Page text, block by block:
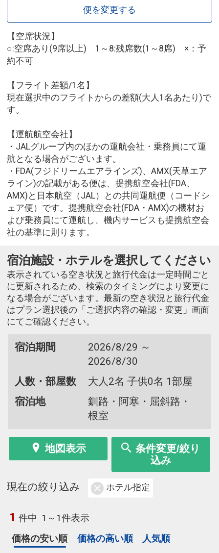
便を変更する
【空席状況】
○:空席あり(9席以上) 1～8:残席数(1～8席) ×：予
約不可
【フライト差額/1名】
現在選択中のフライトからの差額(大人1名あたり)で
す。
【運航航空会社】
・JALグループ内のほかの運航会社・乗務員にて運
航となる場合がございます。
・FDA(フジドリームエアラインズ)、AMX(天草エア
ライン)の記載がある便は、提携航空会社(FDA、
AMX)と日本航空（JAL）との共同運航便（コードシ
ェア便）です。提携航空会社(FDA・AMX)の機材お
よび乗務員にて運航し、機内サービスも提携航空会
社の基準に則ります。
宿泊施設・ホテルを選択してください
表示されている空き状況と旅行代金は一定時間ごと
に更新されるため、検索のタイミングにより変更に
なる場合がございます。最新の空き状況と旅行代金
はプラン選択後の「ご選択内容の確認・変更」画面
にてご確認ください。
宿泊期間
2026/8/29 ～
2026/8/30
人数・部屋数
大人2名 子供0名 1部屋
宿泊地
釧路・阿寒・屈斜路・
根室
地図表示
条件変更/絞り
込み
現在の絞り込み ホテル指定
1 件中 1～1件表示
価格の安い順
価格の高い順 人気順